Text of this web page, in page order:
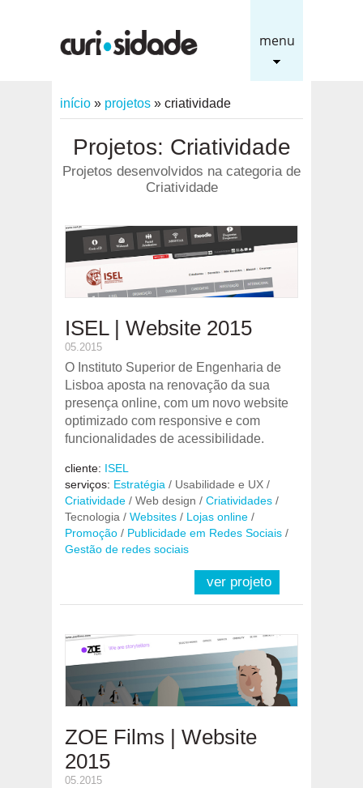
menu
início » projetos » criatividade
Projetos: Criatividade
Projetos desenvolvidos na categoria de
Criatividade
ISEL | Website 2015
05.2015
O Instituto Superior de Engenharia de
Lisboa aposta na renovação da sua
presença online, com um novo website
optimizado com responsive e com
funcionalidades de acessibilidade.
cliente: ISEL
serviços: Estratégia / Usabilidade e UX /
Criatividade / Web design / Criatividades /
Tecnologia / Websites / Lojas online /
Promoção / Publicidade em Redes Sociais /
Gestão de redes sociais
ver projeto
ZOE Films | Website
2015
05.2015